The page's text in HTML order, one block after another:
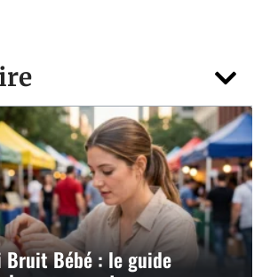
Bruit Bébé : le guide